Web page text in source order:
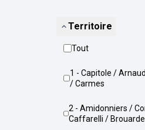
Territoire
Tout
1 - Capitole / Arnaud Bernard
/ Carmes
2 - Amidonniers / Compans-
Caffarelli / Brouardel